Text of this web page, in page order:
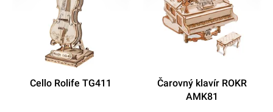
Cello Rolife TG411
Čarovný klavír ROKR
AMK81